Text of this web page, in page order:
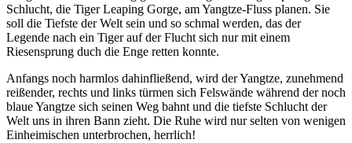
Schlucht, die Tiger Leaping Gorge, am Yangtze-Fluss planen. Sie
soll die Tiefste der Welt sein und so schmal werden, das der
Legende nach ein Tiger auf der Flucht sich nur mit einem
Riesensprung duch die Enge retten konnte.
Anfangs noch harmlos dahinfließend, wird der Yangtze, zunehmend
reißender, rechts und links türmen sich Felswände während der noch
blaue Yangtze sich seinen Weg bahnt und die tiefste Schlucht der
Welt uns in ihren Bann zieht. Die Ruhe wird nur selten von wenigen
Einheimischen unterbrochen, herrlich!